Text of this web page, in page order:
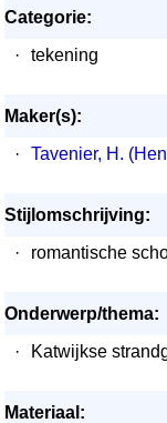
Categorie:
·
tekening
Maker(s):
·
Tavenier, H.
Stijlomschrijving:
·
romantische
Onderwerp/thema:
·
Katwijkse
Materiaal: